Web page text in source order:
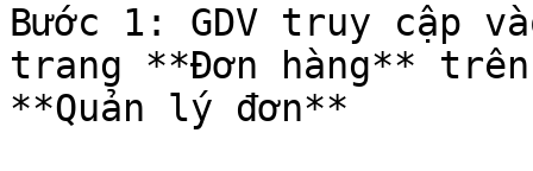
Bước 1: GDV truy cập
trang **Đơn hàng**
**Quản lý đơn**